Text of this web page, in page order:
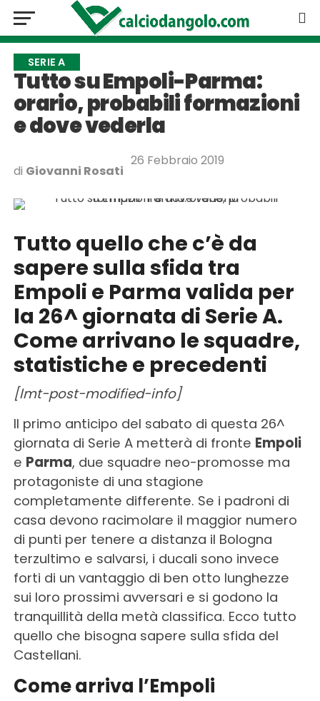
SERIE A
Tutto su Empoli-Parma:
orario, probabili formazioni
e dove vederla
di Giovanni Rosati
26 Febbraio 2019
Tutto quello che c’è da
sapere sulla sfida tra
Empoli e Parma valida per
la 26^ giornata di Serie A.
Come arrivano le squadre,
statistiche e precedenti
[lmt-post-modified-info]
Il primo anticipo del sabato di questa 26^
giornata di Serie A metterà di fronte Empoli
e Parma, due squadre neo-promosse ma
protagoniste di una stagione
completamente differente. Se i padroni di
casa devono racimolare il maggior numero
di punti per tenere a distanza il Bologna
terzultimo e salvarsi, i ducali sono invece
forti di un vantaggio di ben otto lunghezze
sui loro prossimi avversari e si godono la
tranquillità della metà classifica. Ecco tutto
quello che bisogna sapere sulla sfida del
Castellani.
Come arriva l’Empoli